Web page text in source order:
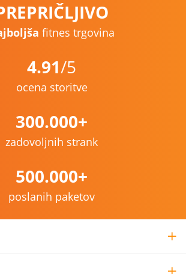
fitnes trgovina
4.91/5
ocena storitve
300.000+
zadovoljnih strank
500.000+
poslanih paketov